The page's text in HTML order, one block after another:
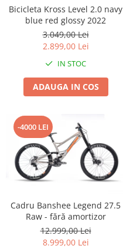
Piese schimbătoare
Manete tije telescopice
Tije fixe
Tubeless și soluții anti-pană
Amortizoare spate
Arcuri
Groupset
Bicicleta Kross Level 2.0 navy
blue red glossy 2022
3.049,00 Lei
2.899,00 Lei
IN STOC
ADAUGA IN COS
-4000 LEI
Cadru Banshee Legend 27.5
Raw - fără amortizor
12.999,00 Lei
8.999,00 Lei